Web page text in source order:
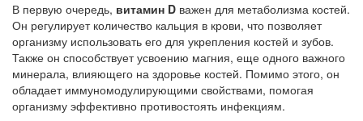
В первую очередь, витамин D важен для метаболизма костей.
Он регулирует количество кальция в крови, что позволяет
организму использовать его для укрепления костей и зубов.
Также он способствует усвоению магния, еще одного важного
минерала, влияющего на здоровье костей. Помимо этого, он
обладает иммуномодулирующими свойствами, помогая
организму эффективно противостоять инфекциям.